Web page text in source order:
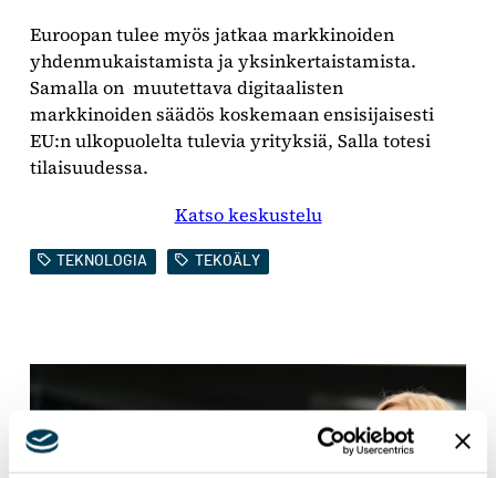
Euroopan tulee myös jatkaa markkinoiden
yhdenmukaistamista ja yksinkertaistamista.
Samalla on muutettava digitaalisten
markkinoiden säädös koskemaan ensisijaisesti
EU:n ulkopuolelta tulevia yrityksiä, Salla totesi
tilaisuudessa.
Katso keskustelu
TEKNOLOGIA TEKOÄLY